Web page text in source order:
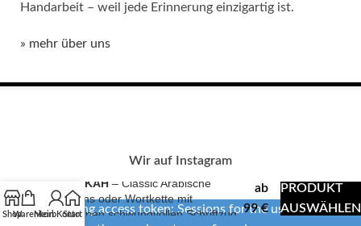
Handarbeit – weil jede Erinnerung einzigartig ist.
» mehr über uns
Wir auf Instagram
Error validating access token: Sessions for the user are not
BARAKAH – Classic Arabische
Namens oder Wortkette mit
modernen schwungvollen Schriftzug
ab
99€
PRODUKT
AUSWÄHLEN
ShopWarenkorbMein Konto
Start